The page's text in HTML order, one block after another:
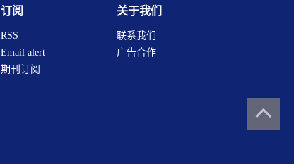
订阅
RSS
Email alert
期刊订阅
关于我们
联系我们
广告合作